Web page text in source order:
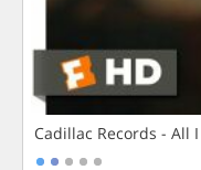
Cadillac Records - All